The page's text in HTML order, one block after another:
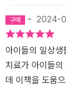
로 하는 배드민
올라가 멋진 풍경
리는 친구도 있
는 친구들도 있
못해 미안하다며
아보겠다고 약속하는 선
- 2024-
아이들의 일상생
치료가 아이들
데 이책을 도움